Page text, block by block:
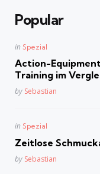
Popular
Posted
in Spezial
Action-
Training im
Posted
by Sebastian
Posted
in Spezial
Zeitlose
Posted
by Sebastian